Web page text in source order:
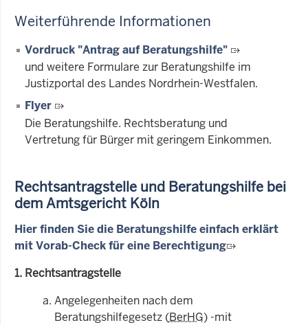
Weiterführende Informationen
Vordruck "Antrag auf Beratungshilfe"
und weitere Formulare zur Beratungshilfe im
Justizportal des Landes Nordrhein-Westfalen.
Flyer
Die Beratungshilfe. Rechtsberatung und
Vertretung für Bürger mit geringem Einkommen.
Rechtsantragstelle und Beratungshilfe bei
dem Amtsgericht Köln
Hier finden Sie die Beratungshilfe einfach erklärt
mit Vorab-Check für eine Berechtigung
1. Rechtsantragstelle
Angelegenheiten nach dem
Beratungshilfegesetz (BerHG) -mit